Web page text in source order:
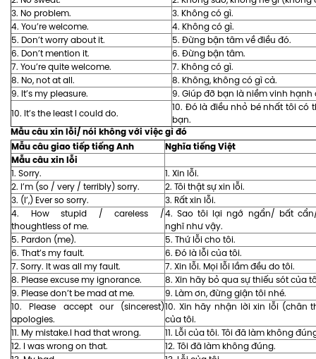
3. No problem.
3. Không có gì.
4. You’re welcome.
4. Không có gì.
5. Don’t worry about it.
5. Đừng bận tâm về điều đó.
6. Don’t mention it.
6. Đừng bận tâm.
7. You’re quite welcome.
7. Không có gì.
8. No, not at all.
8. Không, không có gì cả.
9. It’s my pleasure.
9. Giúp đỡ bạn là niềm vinh hạnh
10. It’s the least I could do.
10. Đó là điều nhỏ bé nhất tôi có
bạn.
Mẫu câu xin lỗi/ nói không với việc gì đó
Mẫu câu giao tiếp tiếng Anh
Nghĩa tiếng Việt
Mẫu câu xin lỗi
1. Sorry.
1. Xin lỗi.
2. I’m (so / very / terribly) sorry.
2. Tôi thật sự xin lỗi.
3. (I’,) Ever so sorry.
3. Rất xin lỗi.
4. How stupid / careless /
thoughtless of me.
4. Sao tôi lại ngớ ngẩn/ bất
nghĩ như vậy.
5. Pardon (me).
5. Thứ lỗi cho tôi.
6. That’s my fault.
6. Đó là lỗi của tôi.
7. Sorry. It was all my fault.
7. Xin lỗi. Mọi lỗi lầm đều do tôi.
8. Please excuse my ignorance.
8. Xin hãy bỏ qua sự thiếu sót của
9. Please don’t be mad at me.
9. Làm ơn, đừng giận tôi nhé.
10. Please accept our (sincerest)
apologies.
10. Xin hãy nhận lời xin lỗi (chân
của tôi.
11. My mistake.I had that wrong.
11. Lỗi của tôi. Tôi đã làm không
12. I was wrong on that.
12. Tôi đã làm không đúng.